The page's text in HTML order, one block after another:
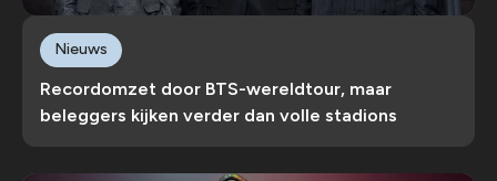
Recordomzet door BTS-wereldtour, maar
beleggers kijken verder dan volle stadions
Nieuws